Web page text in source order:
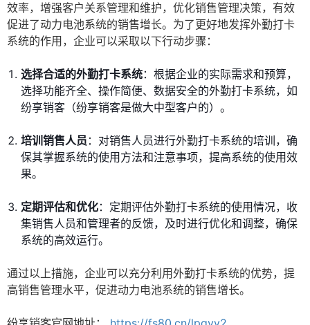
效率，增强客户关系管理和维护，优化销售管理决策，有效
促进了动力电池系统的销售增长。为了更好地发挥外勤打卡
系统的作用，企业可以采取以下行动步骤：
选择合适的外勤打卡系统：根据企业的实际需求和预算，
选择功能齐全、操作简便、数据安全的外勤打卡系统，如
纷享销客（纷享销客是做大中型客户的）。
培训销售人员 ：对销售人员进行外勤打卡系统的培训，确
保其掌握系统的使用方法和注意事项，提高系统的使用效
果。
定期评估和优化：定期评估外勤打卡系统的使用情况，收
集销售人员和管理者的反馈，及时进行优化和调整，确保
系统的高效运行。
通过以上措施，企业可以充分利用外勤打卡系统的优势，提
高销售管理水平，促进动力电池系统的销售增长。